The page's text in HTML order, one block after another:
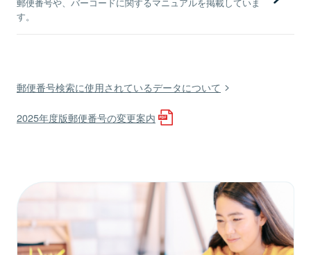
郵便番号や、バーコードに関するマニュアルを掲載していま
す。
郵便番号検索に使用されているデータについて
2025年度版郵便番号の変更案内